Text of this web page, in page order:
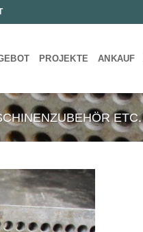
PROJEKTE ANKAUF
ETC.